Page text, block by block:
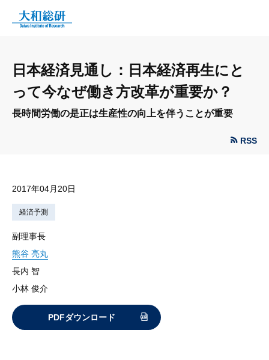
日本経済見通し：日本経済再生にと
って今なぜ働き方改革が重要か？
長時間労働の是正は生産性の向上を伴うことが重要
RSS
2017年04月20日
経済予測
副理事長
熊谷 亮丸
長内 智
小林 俊介
PDFダウンロード